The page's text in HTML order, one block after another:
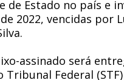
de Estado no país e
2022, vencidas por
assinado será
Tribunal Federal